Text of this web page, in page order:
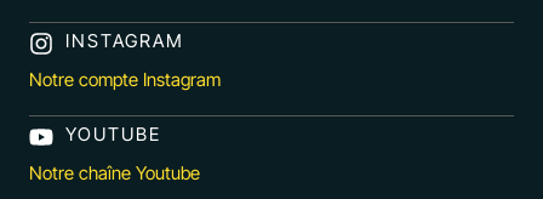
INSTAGRAM
Notre compte Instagram
YOUTUBE
Notre chaîne Youtube